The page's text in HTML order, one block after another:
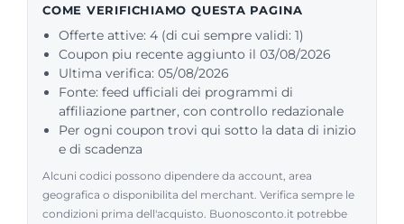
COME VERIFICHIAMO QUESTA PAGINA
Offerte attive: 4 (di cui sempre validi: 1)
Coupon piu recente aggiunto il 03/08/2026
Ultima verifica: 05/08/2026
Fonte: feed ufficiali dei programmi di
affiliazione partner, con controllo redazionale
Per ogni coupon trovi qui sotto la data di inizio
e di scadenza
Alcuni codici possono dipendere da account, area
geografica o disponibilita del merchant. Verifica sempre le
condizioni prima dell'acquisto. Buonosconto.it potrebbe